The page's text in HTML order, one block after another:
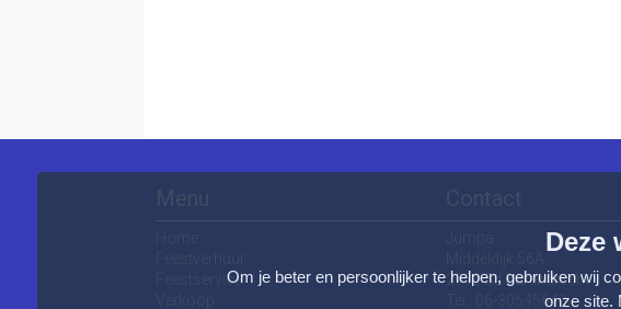
Feestservice
2992 SJ Barendrecht
Tel.: 06-30545643
Deze
Om je beter en persoonlijker te helpen, gebruiken wij
onze site.